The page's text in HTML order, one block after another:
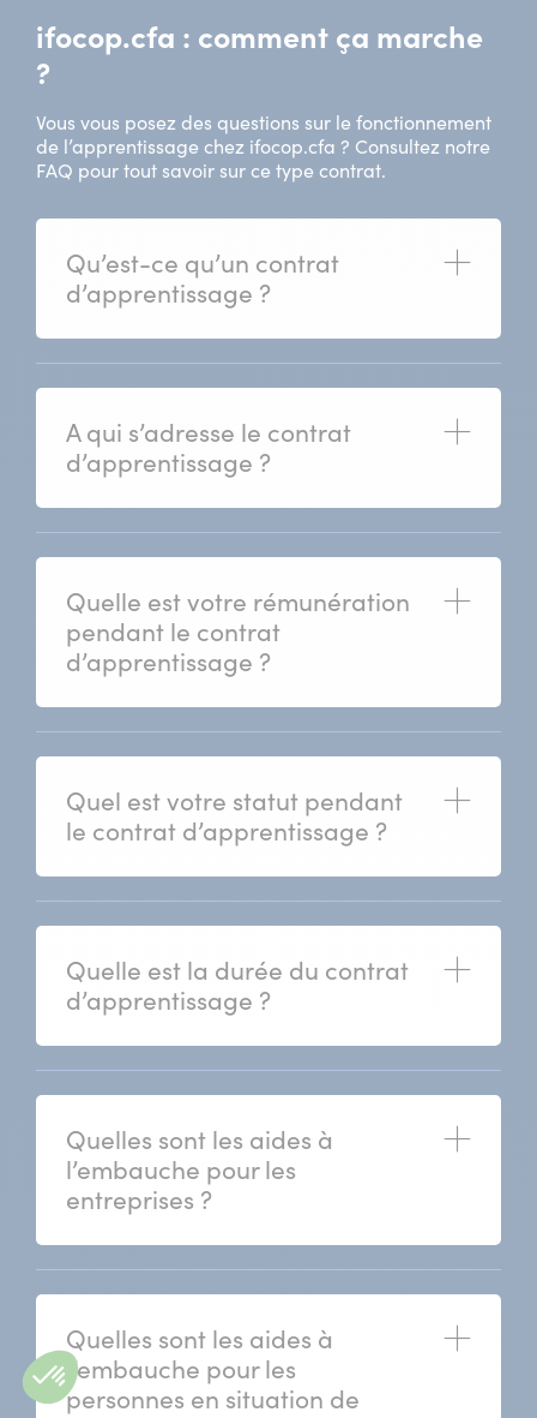
ifocop.cfa : comment ça marche
?
Vous vous posez des questions sur le fonctionnement
de l’apprentissage chez ifocop.cfa ? Consultez notre
FAQ pour tout savoir sur ce type contrat.
Qu’est-ce qu’un contrat
d’apprentissage ?
(ouvrir)
A qui s’adresse le contrat
d’apprentissage ?
(ouvrir)
Quelle est votre rémunération
pendant le contrat
d’apprentissage ?
(ouvrir)
Quel est votre statut pendant
le contrat d’apprentissage ?
(ouvrir)
Quelle est la durée du contrat
d’apprentissage ?
(ouvrir)
Quelles sont les aides à
l’embauche pour les
entreprises ?
(ouvrir)
Quelles sont les aides à
l’embauche pour les
personnes en situation de
(ouvrir)